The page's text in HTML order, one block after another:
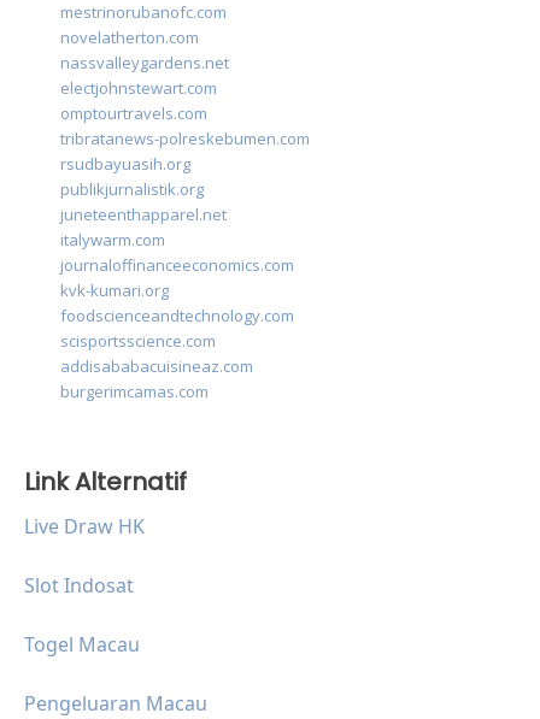
mestrinorubanofc.com
novelatherton.com
nassvalleygardens.net
electjohnstewart.com
omptourtravels.com
tribratanews-polreskebumen.com
rsudbayuasih.org
publikjurnalistik.org
juneteenthapparel.net
italywarm.com
journaloffinanceeconomics.com
kvk-kumari.org
foodscienceandtechnology.com
scisportsscience.com
addisababacuisineaz.com
burgerimcamas.com
Link Alternatif
Live Draw HK
Slot Indosat
Togel Macau
Pengeluaran Macau